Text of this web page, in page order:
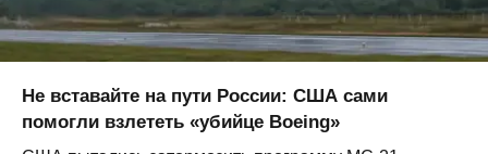
Не вставайте на пути России: США сами
помогли взлететь «убийце Boeing»